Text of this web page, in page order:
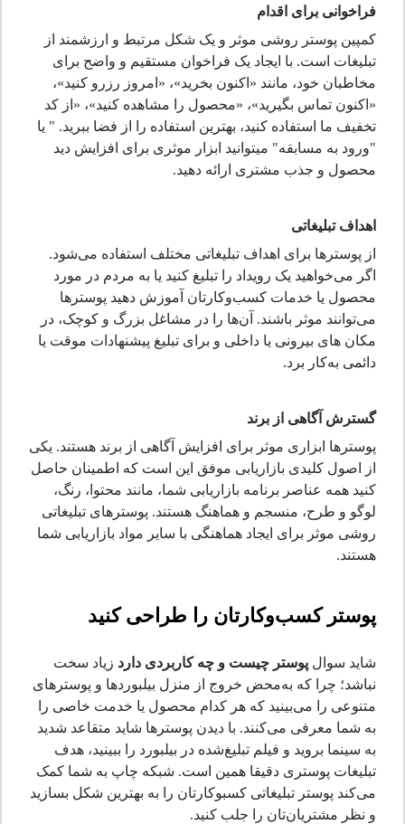
فراخوانی برای اقدام
کمپین پوستر روشی موثر و یک شکل مرتبط و ارزشمند از
تبلیغات است. با ایجاد یک فراخوان مستقیم و واضح برای
مخاطبان خود، مانند «اکنون بخرید»، «امروز رزرو کنید»،
«اکنون تماس بگیرید»، «محصول را مشاهده کنید»، «از کد
تخفیف ما استفاده کنید، بهترین استفاده را از فضا ببرید. " یا
"ورود به مسابقه" می‎توانید ابزار موثری برای افزایش دید
محصول و جذب مشتری ارائه دهید.
اهداف تبلیغاتی
از پوسترها برای اهداف تبلیغاتی مختلف استفاده می‌شود.
اگر می‌خواهید یک رویداد را تبلیغ کنید یا به مردم در مورد
محصول یا خدمات کسب‌وکارتان آموزش دهید پوسترها
می‌توانند موثر باشند. آن‌ها را در مشاغل بزرگ و کوچک، در
مکان های بیرونی یا داخلی و برای تبلیغ پیشنهادات موقت یا
دائمی به‌کار برد.
گسترش آگاهی از برند
پوسترها ابزاری موثر برای افزایش آگاهی از برند هستند. یکی
از اصول کلیدی بازاریابی موفق این است که اطمینان حاصل
کنید همه عناصر برنامه بازاریابی شما، مانند محتوا، رنگ،
لوگو و طرح، منسجم و هماهنگ هستند. پوسترهای تبلیغاتی
روشی موثر برای ایجاد هماهنگی با سایر مواد بازاریابی شما
هستند.
پوستر کسب‌وکارتان را طراحی کنید
شاید سوال پوستر چیست و چه کاربردی دارد زیاد سخت
نباشد؛ چرا که به‌محض خروج از منزل بیلبوردها و پوسترهای
متنوعی را می‌بینید که هر کدام محصول یا خدمت خاصی را
به شما معرفی می‌کنند. با دیدن پوسترها شاید متقاعد شدید
به سینما بروید و فیلم تبلیغ‌شده در بیلبورد را ببینید، هدف
تبلیغات پوستری دقیقا همین است. شبکه چاپ به شما کمک
می‌کند پوستر تبلیغاتی کسب‎‎وکارتان را به بهترین شکل بسازید
و نظر مشتریان‌تان را جلب کنید.